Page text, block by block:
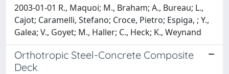
2003-01-01 R., Maquoi; M., Braham; A., Bureau; L.,
Cajot; Caramelli, Stefano; Croce, Pietro; Espiga, ; Y.,
Galea; V., Goyet; M., Haller; C., Heck; K., Weynand
Orthotropic Steel-Concrete Composite
Deck